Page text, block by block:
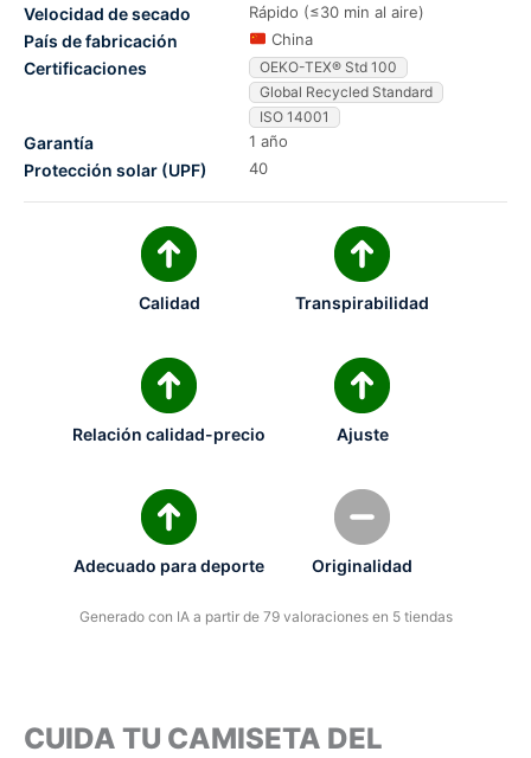
Velocidad de secado Rápido (≤30 min al aire)
País de fabricación China
Certificaciones
OEKO-TEX® Std 100
Global Recycled Standard
ISO 14001
Garantía 1 año
Protección solar (UPF) 40
Calidad Transpirabilidad
Relación calidad-precio Ajuste
Adecuado para deporte Originalidad
Generado con IA a partir de 79 valoraciones en 5 tiendas
CUIDA TU CAMISETA DEL